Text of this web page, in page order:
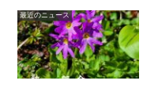
最近のニュース